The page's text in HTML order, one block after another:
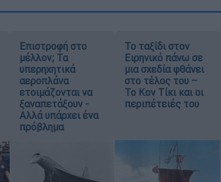
Επιστροφή στο
μέλλον; Τα
υπερηχητικά
αεροπλάνα
ετοιμάζονται να
ξαναπετάξουν -
Αλλά υπάρχει ένα
πρόβλημα
Το ταξίδι στον
Ειρηνικό πάνω σε
μια σχεδία φθάνει
στο τέλος του –
Το Κον Τίκι και οι
περιπέτειές του